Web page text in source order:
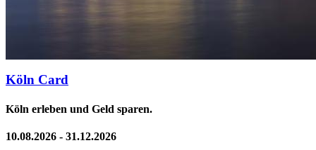
Köln Card
Köln erleben und Geld sparen.
10.08.2026 - 31.12.2026